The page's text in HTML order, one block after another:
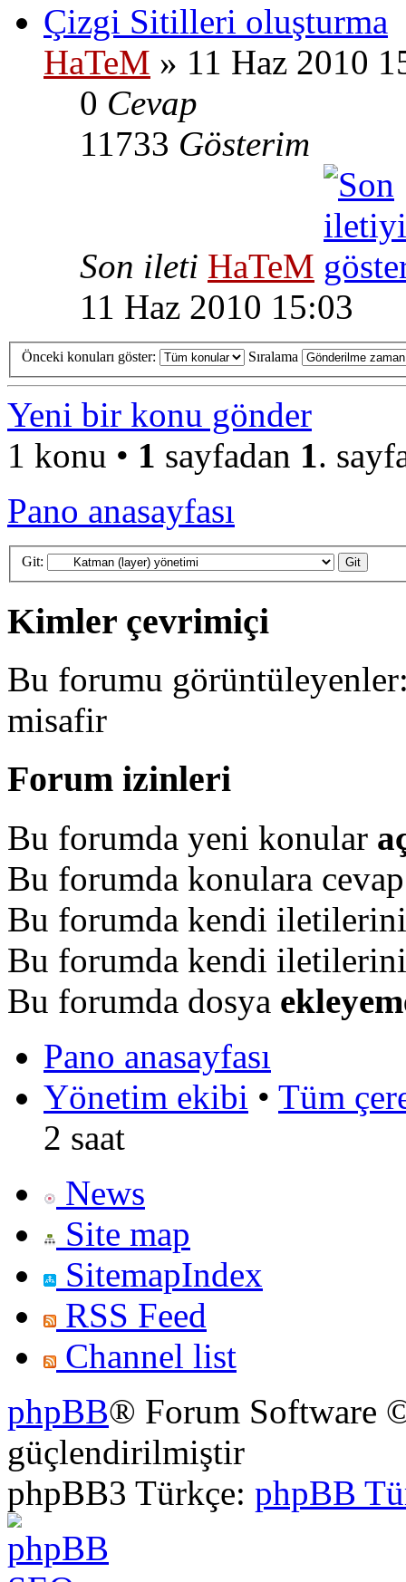
Çizgi Sitilleri oluşturma
HaTeM » 11 Haz 2010
0 Cevap
11733 Gösterim
Son ileti HaTeM
11 Haz 2010 15:03
Önceki konuları göster: Sıralama
Yeni bir konu gönder
1 konu • 1 sayfadan 1.
Pano anasayfası
Git:
Kimler çevrimiçi
Bu forumu
misafir
Forum izinleri
Bu forumda yeni konular
Bu forumda konulara
Bu forumda kendi
Bu forumda kendi
Bu forumda dosya
Pano anasayfası
Yönetim ekibi • Tüm
2 saat
News
Site map
SitemapIndex
RSS Feed
Channel list
phpBB® Forum Software
güçlendirilmiştir
phpBB3 Türkçe: phpBB